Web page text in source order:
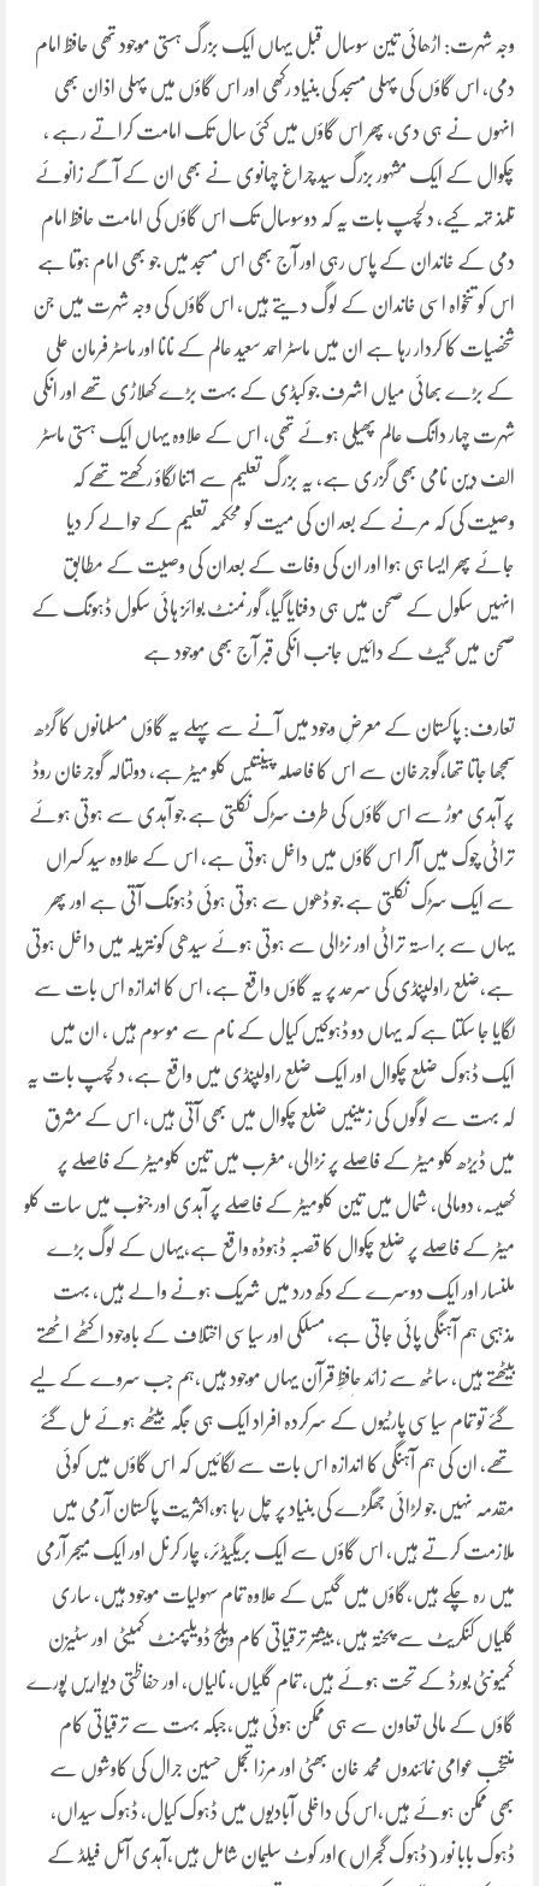
وجہ شہرت: اڑھائی تین سوسال قبل یہاں ایک بزرگ ہستی موجود تھی حافظ امام
دمی، اس گاؤں کی پہلی مسجد کی بنیاد رکھی اور اس گاؤں میں پہلی اذان بھی
انہوں نے ہی دی، پھر اس گاؤں میں کئی سال تک امامت کراتے رہے ،
چکوال کے ایک مشہور بزرگ سید چراغ چہانوی نے بھی ان کے آگے زانوئے
تلمذ تہہ کیے، دلچسپ بات یہ کہ دوسوسال تک اس گاؤں کی امامت حافظ امام
دمی کے خاندان کے پاس رہی اور آج بھی اس مسجد میں جو بھی امام ہوتا ہے
اس کو تنخواہ اسی خاندان کے لوگ دیتے ہیں، اس گاؤں کی وجہ شہرت میں جن
شخصیات کا کردار رہا ہے ان میں ماسٹر احمد سعید عالم کے نانا اور ماسٹر فرمان علی
کے بڑے بھائی میاں اشرف جو کبڈی کے بہت بڑے کھلاڑی تھے اور انکی
شہرت چہار دانگ عالم پھیلی ہوئے تھی، اس کے علاوہ یہاں ایک ہستی ماسٹر
الف دین نامی بھی گزری ہے، یہ بزرگ تعلیم سے اتنا لگاؤ رکھتے تھے کہ
وصیت کی کہ مرنے کے بعد ان کی میت کو محکمہ تعلیم کے حوالے کر دیا
جائے پھر ایسا ہی ہوا اور ان کی وفات کے بعدان کی وصیت کے مطابق
انہیں سکول کے صحن میں ہی دفنایا گیا، گورنمنٹ بوائز ہائی سکول ڈہونگ کے
صحن میں گیٹ کے دائیں جانب انکی قبر آج بھی موجود ہے
تعارف: پاکستان کے معرضِ وجود میں آنے سے پہلے یہ گاؤں مسلمانوں کا گڑھ
سمجھا جاتا تھا،گوجرخان سے اس کا فاصلہ پینتیس کلو میٹر ہے، دولتالہ گوجرخان روڈ
پر آہدی موڑ سے اس گاؤں کی طرف سڑک نکلتی ہے جو آہدی سے ہوتی ہوئے
تراٹی چوک میں آکر اس گاؤں میں داخل ہوتی ہے، اس کے علاوہ سید کسراں
سے ایک سڑک نکلتی ہے جو ڈھوں سے ہوتی ہوئی ڈہونگ آتی ہے اور پھر
یہاں سے براستہ تراٹی اور نڑالی سے ہوتی ہوئے سیدھی کونتریلہ میں داخل ہوتی
ہے،ضلع راولپنڈی کی سرحد پر یہ گاؤں واقع ہے، اس کا اندازہ اس بات سے
لگایا جا سکتا ہے کہ یہاں دو ڈہوکیں کیال کے نام سے موسوم ہیں ، ان میں
ایک ڈہوک ضلع چکوال اور ایک ضلع راولپنڈی میں واقع ہے، دلچسپ بات یہ
کہ بہت سے لوگوں کی زمینیں ضلع چکوال میں بھی آتی ہیں، اس کے مشرق
میں ڈیڑھ کلو میٹر کے فاصلے پر نڑالی، مغرب میں تین کلومیٹر کے فاصلے پر
کھیسہ، دومالی، شمال میں تین کلومیٹر کے فاصلے پر آہدی اور جنوب میں سات کلو
میٹر کے فاصلے پر ضلع چکوال کا قصبہ ڈہوڈہ واقع ہے،یہاں کے لوگ بڑے
ملنسار اور ایک دوسرے کے دکھ درد میں شریک ہونے والے ہیں، بہت
مذہبی ہم آہنگی پائی جاتی ہے، مسلکی اور سیاسی اختلاف کے باوجود اکٹھے اٹھتے
بیٹھتے ہیں، ساٹھ سے زائد حاٖفظِ قرآن یہاں موجود ہیں،ہم جب سروے کے لیے
گئے تو تمام سیاسی پارٹیوں کے سرکردہ افراد ایک ہی جگہ بیٹھے ہوئے مل گئے
تھے، ان کی ہم آہنگی کا اندازہ اس بات سے لگائیں کہ اس گاؤں میں کوئی
مقدمہ نہیں جو لڑائی جھگڑے کی بنیاد پر چل رہا ہو،اکثر یت پاکستان آرمی میں
ملازمت کرتے ہیں، اس گاؤں سے ایک بریگیڈئر، چار کرنل اور ایک میجر آرمی
میں رہ چکے ہیں،گاؤں میں گیس کے علاوہ تمام سہولیات موجود ہیں، ساری
گلیاں کنکریٹ سے پختہ ہیں، بیشتر ترقیاتی کام ویلج ڈویلپمنٹ کمیٹی اور سٹیزن
کمیونٹی بورڈ کے تحت ہوئے ہیں، تمام گلیاں، نالیاں، اور حفاظتی دیواریں پورے
گاؤں کے مالی تعاون سے ہی ممکن ہوئی ہیں،جبکہ بہت سے ترقیاتی کام
منتخب عوامی نمائندوں محمد خان بھٹی اور مرزا تجمل حسین جرال کی کاوشوں سے
بھی ممکن ہوئے ہیں،اس کی داخلی آبادیوں میں ڈہوک کیال، ڈہوک سیداں،
ڈہوک بابا نور (ڈہوک گجراں)اور کوٹ سلیمان شامل ہیں،آہدی آئل فیلڈ کے